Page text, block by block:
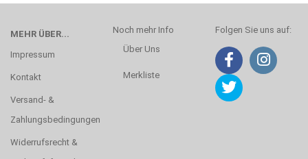
MEHR ÜBER...
Impressum
Kontakt
Versand- &
Zahlungsbedingungen
Widerrufsrecht &
Noch mehr Info
Über Uns
Merkliste
Folgen Sie uns auf: